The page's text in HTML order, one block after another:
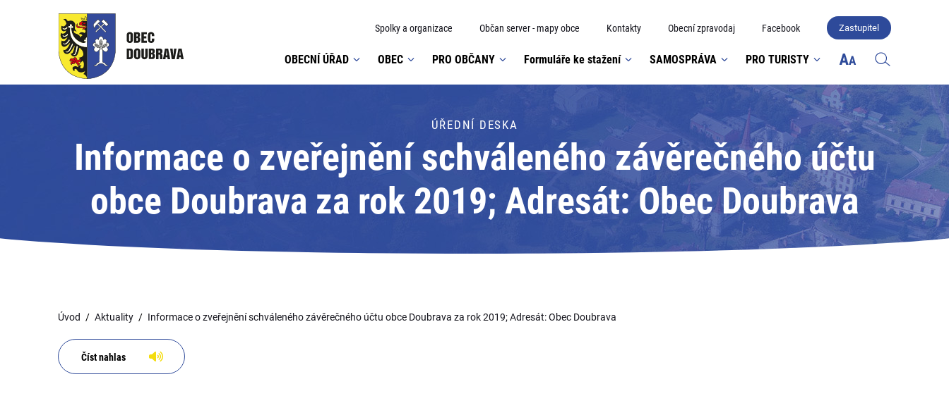
Spolky a organizace Občan server - mapy obce Kontakty Obecní zpravodaj Facebook Zastupitel
OBECNÍ ÚŘAD OBEC PRO OBČANY Formuláře ke stažení SAMOSPRÁVA PRO TURISTY
ÚŘEDNÍ DESKA
Informace o zveřejnění schváleného závěrečného účtu
obce Doubrava za rok 2019; Adresát: Obec Doubrava
Úvod Aktuality Informace o zveřejnění schváleného závěrečného účtu obce Doubrava za rok 2019; Adresát: Obec Doubrava
Číst nahlas